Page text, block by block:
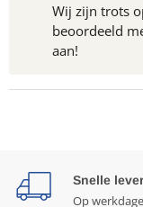
Wij zijn trots
beoordeeld
aan!
Snelle
Op